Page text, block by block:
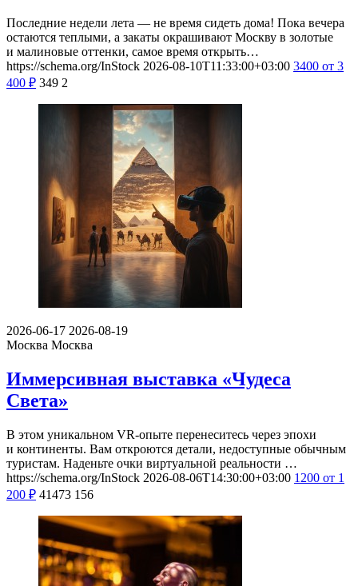
Последние недели лета — не время сидеть дома! Пока вечера
остаются теплыми, а закаты окрашивают Москву в золотые
и малиновые оттенки, самое время открыть…
https://schema.org/InStock 2026-08-10T11:33:00+03:00 3400 от 3
400 ₽ 349 2
2026-06-17 2026-08-19
Москва Москва
Иммерсивная выставка «Чудеса
Света»
В этом уникальном VR-опыте перенеситесь через эпохи
и континенты. Вам откроются детали, недоступные обычным
туристам. Наденьте очки виртуальной реальности …
https://schema.org/InStock 2026-08-06T14:30:00+03:00 1200 от 1
200 ₽ 41473 156